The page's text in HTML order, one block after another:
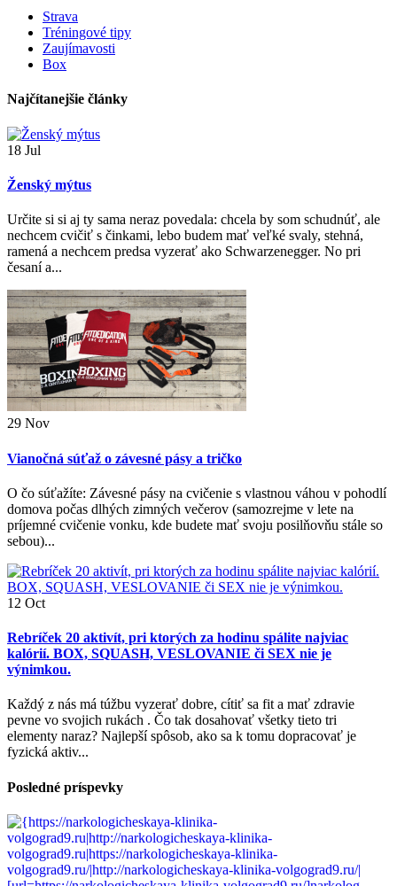
Strava
Tréningové tipy
Zaujímavosti
Box
Najčítanejšie články
18 Jul
Ženský mýtus
Určite si si aj ty sama neraz povedala: chcela by som schudnúť, ale
nechcem cvičiť s činkami, lebo budem mať veľké svaly, stehná,
ramená a nechcem predsa vyzerať ako Schwarzenegger. No pri
česaní a...
29 Nov
Vianočná súťaž o závesné pásy a tričko
O čo súťažíte: Závesné pásy na cvičenie s vlastnou váhou v pohodlí
domova počas dlhých zimných večerov (samozrejme v lete na
príjemné cvičenie vonku, kde budete mať svoju posilňovňu stále so
sebou)...
12 Oct
Rebríček 20 aktivít, pri ktorých za hodinu spálite najviac
kalórií. BOX, SQUASH, VESLOVANIE či SEX nie je
výnimkou.
Každý z nás má túžbu vyzerať dobre, cítiť sa fit a mať zdravie
pevne vo svojich rukách . Čo tak dosahovať všetky tieto tri
elementy naraz? Najlepší spôsob, ako sa k tomu dopracovať je
fyzická aktiv...
Posledné príspevky